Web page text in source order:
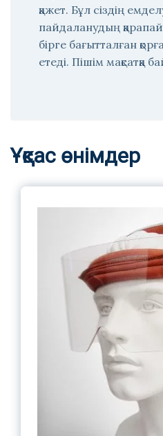
қажет. Бұл сіздің
пайдаланудың
бірге бағытталған
етеді. Пішім мақсатқа
Ұқсас өнімдер